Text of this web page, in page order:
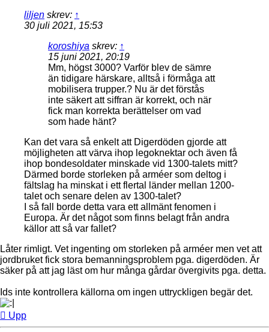
liljen skrev: ↑
30 juli 2021, 15:53
koroshiya skrev: ↑
15 juni 2021, 20:19
Mm, högst 3000? Varför blev de sämre
än tidigare härskare, alltså i förmåga att
mobilisera trupper.? Nu är det förstås
inte säkert att siffran är korrekt, och när
fick man korrekta berättelser om vad
som hade hänt?
Kan det vara så enkelt att Digerdöden gjorde att
möjligheten att värva ihop legoknektar och även få
ihop bondesoldater minskade vid 1300-talets mitt?
Därmed borde storleken på arméer som deltog i
fältslag ha minskat i ett flertal länder mellan 1200-
talet och senare delen av 1300-talet?
I så fall borde detta vara ett allmänt fenomen i
Europa. Är det något som finns belagt från andra
källor att så var fallet?
Låter rimligt. Vet ingenting om storleken på arméer men vet att
jordbruket fick stora bemanningsproblem pga. digerdöden. Är
säker på att jag läst om hur många gårdar övergivits pga. detta.
Ids inte kontrollera källorna om ingen uttryckligen begär det.
Upp